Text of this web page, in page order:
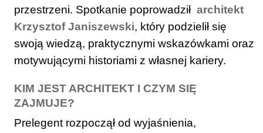
przestrzeni. Spotkanie poprowadził architekt
Krzysztof Janiszewski, który podzielił się
swoją wiedzą, praktycznymi wskazówkami oraz
motywującymi historiami z własnej kariery.
KIM JEST ARCHITEKT I CZYM SIĘ
ZAJMUJE?
Prelegent rozpoczął od wyjaśnienia,